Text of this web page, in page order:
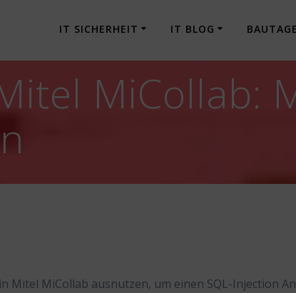
IT SICHERHEIT IT BLOG
MiCollab:
Mitel MiCollab ausnutzen, um einen SQL-Injection